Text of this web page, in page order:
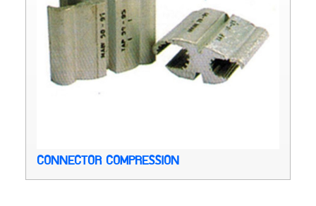
CONNECTOR COMPRESSION